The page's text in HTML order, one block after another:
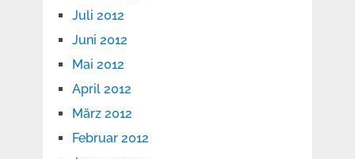
Juli 2012
Juni 2012
Mai 2012
April 2012
März 2012
Februar 2012